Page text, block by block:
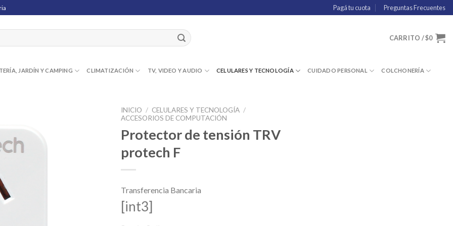
Pagá tu cuota Preguntas Frecuentes
CARRITO /$0
JARDÍN Y CAMPING CLIMATIZACIÓN TV, VIDEO Y AUDIO CELULARES Y TECNOLOGÍA CUIDADO PERSONAL COLCHONERÍA
INICIO / CELULARES Y TECNOLOGÍA /
ACCESORIOS DE COMPUTACIÓN
Protector de tensión TRV
protech F
Transferencia Bancaria
[int3]